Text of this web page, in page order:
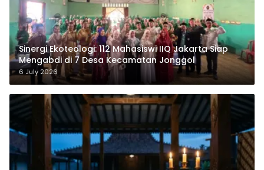
‎Sinergi Ekoteologi: 112 Mahasiswi IIQ Jakarta Siap
Mengabdi di 7 Desa Kecamatan Jonggol
6 July 2026